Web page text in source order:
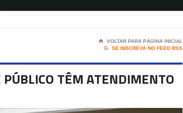
⌂
VOLTAR PARA PÁGINA INICIAL

SE INSCREVA NO FEED RSS
TÊM ATENDIMENTO